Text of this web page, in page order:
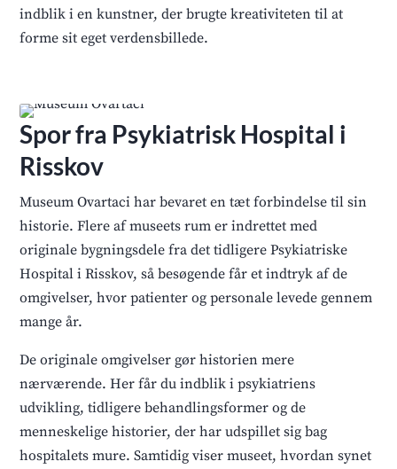
indblik i en kunstner, der brugte kreativiteten til at
forme sit eget verdensbillede.
Spor fra Psykiatrisk Hospital i
Risskov
Museum Ovartaci har bevaret en tæt forbindelse til sin
historie. Flere af museets rum er indrettet med
originale bygningsdele fra det tidligere Psykiatriske
Hospital i Risskov, så besøgende får et indtryk af de
omgivelser, hvor patienter og personale levede gennem
mange år.
De originale omgivelser gør historien mere
nærværende. Her får du indblik i psykiatriens
udvikling, tidligere behandlingsformer og de
menneskelige historier, der har udspillet sig bag
hospitalets mure. Samtidig viser museet, hvordan synet